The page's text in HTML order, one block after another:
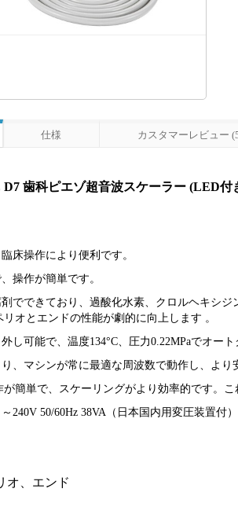
仕様 カスタマーレビュー
歯科ピエゾ超音波スケーラー (LED
床操作により便利です。
操作が簡単です。
でできており、過酸化水素、クロルヘキシ
オとエンドの性能が劇的に向上します 。
し可能で、温度134°C、圧力0.22MPaでオー
、マシンが常に最適な周波数で動作し、よ
が簡単で、スケーリングがより効率的です。
240V 50/60Hz 38VA（日本国内用変圧装置付）
オ、エンド